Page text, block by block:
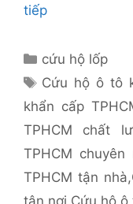
tiếp
Danh
mục
cứu hộ lốp
Thẻ
Cứu hộ ô tô
khẩn cấp
TPHCM chất
TPHCM chuyên
TPHCM tận nhà,
tận nơi,Cứu hộ ô